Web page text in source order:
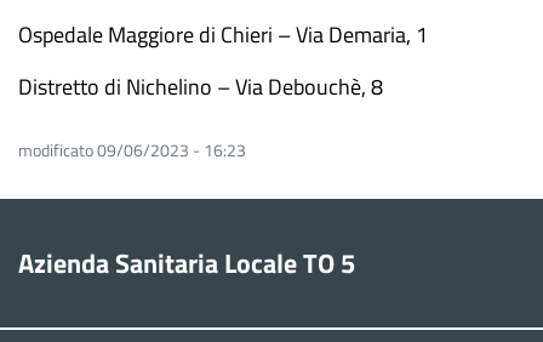
Ospedale Maggiore di Chieri – Via Demaria, 1
Distretto di Nichelino – Via Debouchè, 8
modificato 09/06/2023 - 16:23
Azienda Sanitaria Locale TO 5